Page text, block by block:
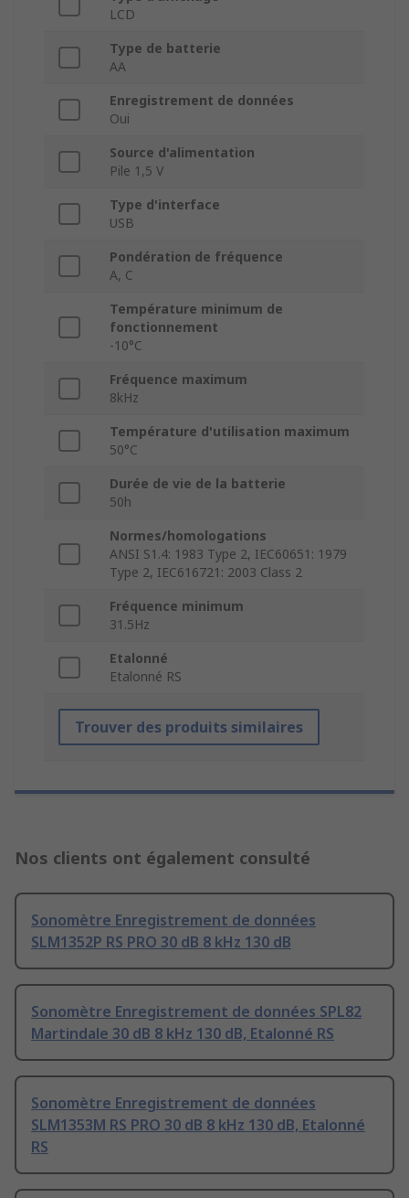
LCD
Type de batterie
AA
Enregistrement de données
Oui
Source d'alimentation
Pile 1,5 V
Type d'interface
USB
Pondération de fréquence
A, C
Température minimum de
fonctionnement
-10°C
Fréquence maximum
8kHz
Température d'utilisation maximum
50°C
Durée de vie de la batterie
50h
Normes/homologations
ANSI S1.4: 1983 Type 2, IEC60651: 1979
Type 2, IEC616721: 2003 Class 2
Fréquence minimum
31.5Hz
Etalonné
Etalonné RS
Trouver des produits similaires
Nos clients ont également consulté
Sonomètre Enregistrement de données
SLM1352P RS PRO 30 dB 8 kHz 130 dB
Sonomètre Enregistrement de données SPL82
Martindale 30 dB 8 kHz 130 dB, Etalonné RS
Sonomètre Enregistrement de données
SLM1353M RS PRO 30 dB 8 kHz 130 dB, Etalonné
RS